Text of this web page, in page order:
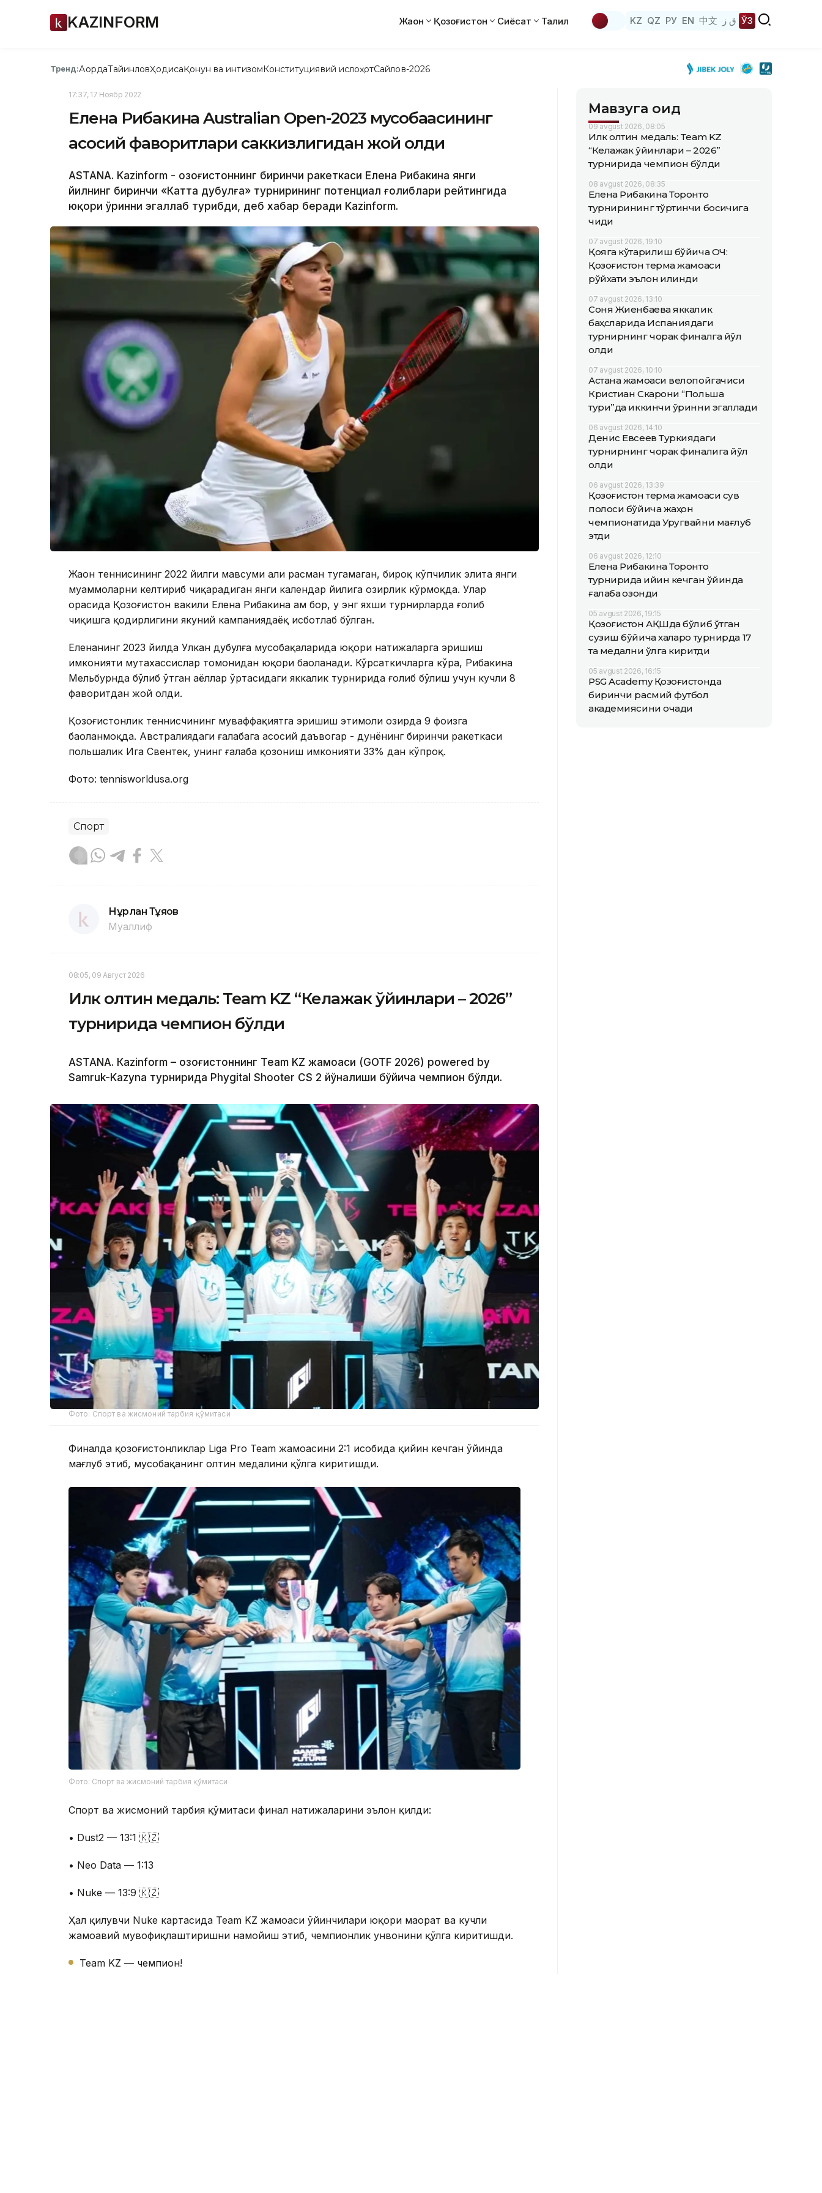
KAZINFORM Жаҳон Қозоғистон Сиёсат Таҳлил KZ QZ РУ EN 中文 ق ز ЎЗ
Тренд:АқордаТайинловҲодисаҚонун ва интизомКонституциявий ислоҳотСайлов-2026
17:37, 17 Ноябр 2022
Елена Рибакина Australian Open-2023 мусобақасининг
асосий фаворитлари саккизлигидан жой олди
ASTANA. Kazinform - Қозоғистоннинг биринчи ракеткаси Елена Рибакина янги
йилнинг биринчи «Катта дубулға» турнирининг потенциал ғолиблари рейтингида
юқори ўринни эгаллаб турибди, деб хабар беради Kazinform.
Жаҳон теннисининг 2022 йилги мавсуми ҳали расман тугамаган, бироқ кўпчилик элита янги
муаммоларни келтириб чиқарадиган янги календар йилига ҳозирлик кўрмоқда. Улар
орасида Қозоғистон вакили Елена Рибакина ҳам бор, у энг яхши турнирларда ғолиб
чиқишга қодирлигини якуний кампаниядаёқ исботлаб бўлган.
Еленанинг 2023 йилда Улкан дубулға мусобақаларида юқори натижаларга эришиш
имконияти мутахассислар томонидан юқори баҳоланади. Кўрсаткичларга кўра, Рибакина
Мельбурнда бўлиб ўтган аёллар ўртасидаги яккалик турнирида ғолиб бўлиш учун кучли 8
фаворитдан жой олди.
Қозоғистонлик теннисчининг муваффақиятга эришиш эҳтимоли ҳозирда 9 фоизга
баҳоланмоқда. Австралиядаги ғалабага асосий даъвогар - дунёнинг биринчи ракеткаси
польшалик Ига Свентек, унинг ғалаба қозониш имконияти 33% дан кўпроқ.
Фото: tennisworldusa.org
Спорт
Нұрлан Тұяқов
Муаллиф
08:05, 09 Август 2026
Илк олтин медаль: Team KZ “Келажак ўйинлари – 2026”
турнирида чемпион бўлди
ASTANА. Кazinform – Қозоғистоннинг Team KZ жамоаси (GOTF 2026) powered by
Samruk-Kazyna турнирида Phygital Shooter CS 2 йўналиши бўйича чемпион бўлди.
Фото: Спорт ва жисмоний тарбия қўмитаси
Финалда қозоғистонликлар Liga Pro Team жамоасини 2:1 ҳисобида қийин кечган ўйинда
мағлуб этиб, мусобақанинг олтин медалини қўлга киритишди.
Фото: Спорт ва жисмоний тарбия қўмитаси
Спорт ва жисмоний тарбия қўмитаси финал натижаларини эълон қилди:
• Dust2 — 13:1 🇰🇿
• Neo Data — 1:13
• Nuke — 13:9 🇰🇿
Ҳал қилувчи Nuke картасида Team KZ жамоаси ўйинчилари юқори маҳорат ва кучли
жамоавий мувофиқлаштиришни намойиш этиб, чемпионлик унвонини қўлга киритишди.
Team KZ — чемпион!
Мавзуга оид
09 avgust 2026, 08:05
Илк олтин медаль: Team KZ
“Келажак ўйинлари – 2026”
турнирида чемпион бўлди
08 avgust 2026, 08:35
Елена Рибакина Торонто
турнирининг тўртинчи босқичига
чиқди
07 avgust 2026, 19:10
Қояга кўтарилиш бўйича ОЧ:
Қозоғистон терма жамоаси
рўйхати эълон қилинди
07 avgust 2026, 13:10
Соня Жиенбаева яккалик
баҳсларида Испаниядаги
турнирнинг чорак финалга йўл
олди
07 avgust 2026, 10:10
Астана жамоаси велопойгачиси
Кристиан Скарони “Польша
тури”да иккинчи ўринни эгаллади
06 avgust 2026, 14:10
Денис Евсеев Туркиядаги
турнирнинг чорак финалига йўл
олди
06 avgust 2026, 13:39
Қозоғистон терма жамоаси сув
полоси бўйича жаҳон
чемпионатида Уругвайни мағлуб
этди
06 avgust 2026, 12:10
Елена Рибакина Торонто
турнирида қийин кечган ўйинда
ғалаба қозонди
05 avgust 2026, 19:15
Қозоғистон АҚШда бўлиб ўтган
сузиш бўйича халқаро турнирда 17
та медални қўлга киритди
05 avgust 2026, 16:15
PSG Academy Қозоғистонда
биринчи расмий футбол
академиясини очади